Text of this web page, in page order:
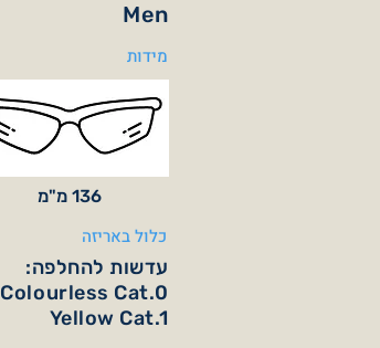
Men
מידות
136 מ"מ
כלול באריזה
עדשות להחלפה:
Colourless Cat.0
Yellow Cat.1